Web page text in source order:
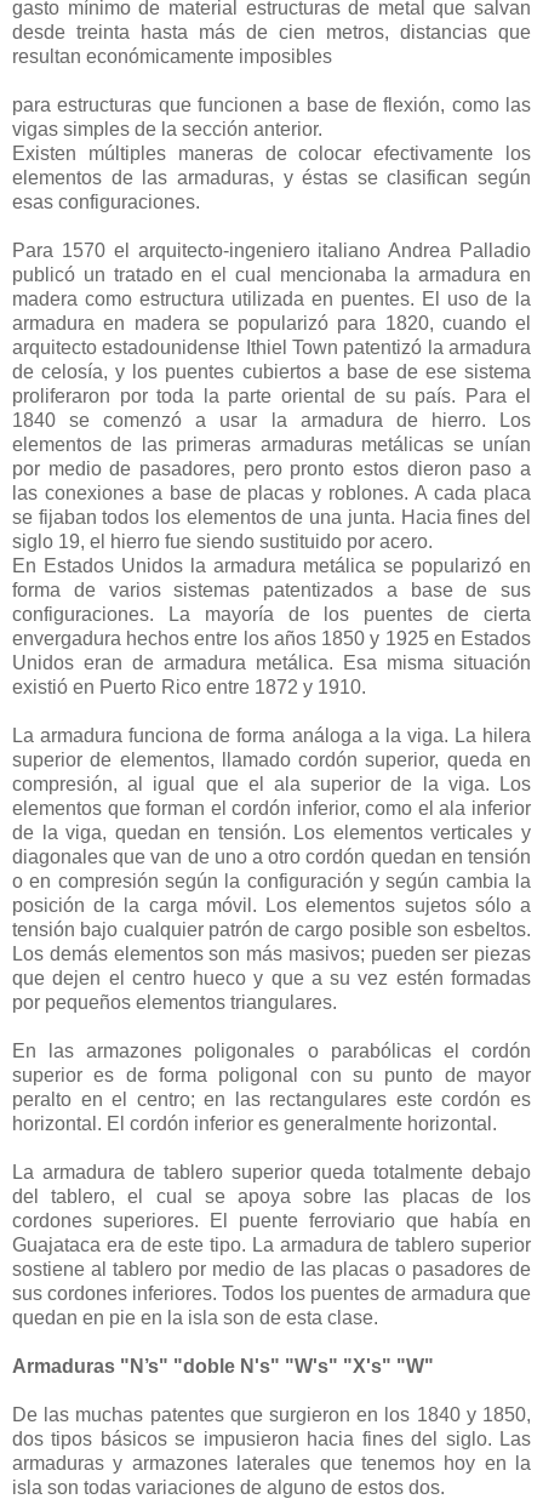
gasto mínimo de material estructuras de metal que salvan
desde treinta hasta más de cien metros, distancias que
resultan económicamente imposibles
para estructuras que funcionen a base de flexión, como las
vigas simples de la sección anterior.
Existen múltiples maneras de colocar efectivamente los
elementos de las armaduras, y éstas se clasifican según
esas configuraciones.
Para 1570 el arquitecto-ingeniero italiano Andrea Palladio
publicó un tratado en el cual mencionaba la armadura en
madera como estructura utilizada en puentes. El uso de la
armadura en madera se popularizó para 1820, cuando el
arquitecto estadounidense Ithiel Town patentizó la armadura
de celosía, y los puentes cubiertos a base de ese sistema
proliferaron por toda la parte oriental de su país. Para el
1840 se comenzó a usar la armadura de hierro. Los
elementos de las primeras armaduras metálicas se unían
por medio de pasadores, pero pronto estos dieron paso a
las conexiones a base de placas y roblones. A cada placa
se fijaban todos los elementos de una junta. Hacia fines del
siglo 19, el hierro fue siendo sustituido por acero.
En Estados Unidos la armadura metálica se popularizó en
forma de varios sistemas patentizados a base de sus
configuraciones. La mayoría de los puentes de cierta
envergadura hechos entre los años 1850 y 1925 en Estados
Unidos eran de armadura metálica. Esa misma situación
existió en Puerto Rico entre 1872 y 1910.
La armadura funciona de forma análoga a la viga. La hilera
superior de elementos, llamado cordón superior, queda en
compresión, al igual que el ala superior de la viga. Los
elementos que forman el cordón inferior, como el ala inferior
de la viga, quedan en tensión. Los elementos verticales y
diagonales que van de uno a otro cordón quedan en tensión
o en compresión según la configuración y según cambia la
posición de la carga móvil. Los elementos sujetos sólo a
tensión bajo cualquier patrón de cargo posible son esbeltos.
Los demás elementos son más masivos; pueden ser piezas
que dejen el centro hueco y que a su vez estén formadas
por pequeños elementos triangulares.
En las armazones poligonales o parabólicas el cordón
superior es de forma poligonal con su punto de mayor
peralto en el centro; en las rectangulares este cordón es
horizontal. El cordón inferior es generalmente horizontal.
La armadura de tablero superior queda totalmente debajo
del tablero, el cual se apoya sobre las placas de los
cordones superiores. El puente ferroviario que había en
Guajataca era de este tipo. La armadura de tablero superior
sostiene al tablero por medio de las placas o pasadores de
sus cordones inferiores. Todos los puentes de armadura que
quedan en pie en la isla son de esta clase.
Armaduras "N’s" "doble N's" "W's" "X's" "W"
De las muchas patentes que surgieron en los 1840 y 1850,
dos tipos básicos se impusieron hacia fines del siglo. Las
armaduras y armazones laterales que tenemos hoy en la
isla son todas variaciones de alguno de estos dos.